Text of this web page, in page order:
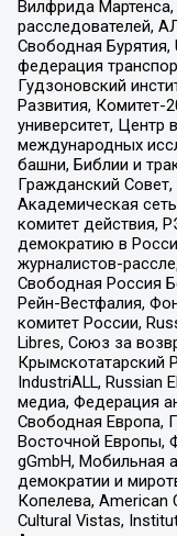
Вилфрида
расследователей,
Свободная
федерация
Гудзоновский
Развития, Комитет-
университет, Центр
международных
башни, Библии и
Гражданский
Академическая
комитет действия,
демократию в
журналистов-
Свободная Россия
Рейн-Вестфалия,
комитет России,
Libres, Союз за
Крымскотатарский
IndustriALL, Russian
медиа, Федерация
Свободная Европа,
Восточной Европы,
gGmbH, Мобильная
демократии и
Копелева, American
Cultural Vistas,